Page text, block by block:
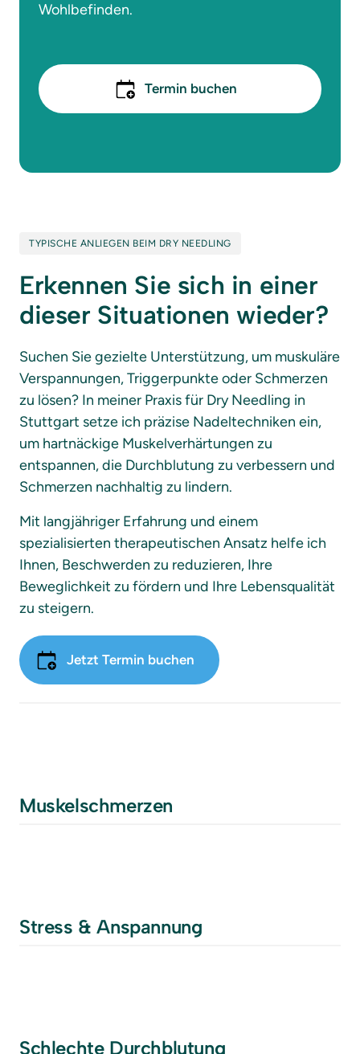
Wohlbefinden.
Termin buchen
TYPISCHE ANLIEGEN BEIM DRY NEEDLING
Erkennen Sie sich in einer
dieser Situationen wieder?
Suchen Sie gezielte Unterstützung, um muskuläre
Verspannungen, Triggerpunkte oder Schmerzen
zu lösen? In meiner Praxis für Dry Needling in
Stuttgart setze ich präzise Nadeltechniken ein,
um hartnäckige Muskelverhärtungen zu
entspannen, die Durchblutung zu verbessern und
Schmerzen nachhaltig zu lindern.
Mit langjähriger Erfahrung und einem
spezialisierten therapeutischen Ansatz helfe ich
Ihnen, Beschwerden zu reduzieren, Ihre
Beweglichkeit zu fördern und Ihre Lebensqualität
zu steigern.
Jetzt Termin buchen
Muskelschmerzen
Stress & Anspannung
Schlechte Durchblutung